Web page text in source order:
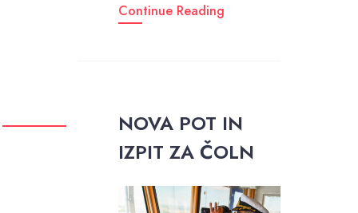
Continue Reading
NOVA POT IN
IZPIT ZA ČOLN